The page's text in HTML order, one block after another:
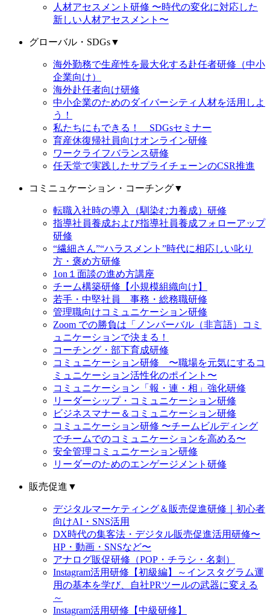
人材アセスメント研修 〜時代の変化に対応した
新しい人材アセスメント〜
グローバル・SDGs▼
海外勤務で生産性を最大化する赴任者研修（中小
企業向け）
海外赴任者向け研修
中小企業のためのダイバーシティ人材を活用しよ
う！
私たちにもできる！ SDGsセミナー
育産休復帰社員向けオンライン研修
ワークライフバランス研修
任天堂で実践したサプライチェーンのCSR推進
コミニュケーション・コーチング▼
転職入社時の導入（馴染む力養成）研修
指導社員養成および指導社員養成フォローアップ
研修
“繊細さん”“ハラスメント”時代に相応しい叱り
方・褒め方研修
1on１面談の進め方講座
チーム構築研修【小規模組織向け】
若手・中堅社員 事務・総務職研修
管理職向けコミュニケーション研修
Zoom での勝負は「ノンバーバル（非言語）コミ
ュニケーションで決まる！
コーチング・部下育成研修
コミュニケーション研修 〜職場を元気にするコ
ミュニケーション活性化のポイント〜
コミュニケーション「報・連・相」強化研修
リーダーシップ・コミュニケーション研修
ビジネスマナー＆コミュニケーション研修
コミュニケーション研修 〜チームビルディング
でチームでのコミュニケーションを高める〜
安全管理コミュニケーション研修
リーダーのためのエンゲージメント研修
販売促進 ▼
デジタルマーケティング＆販売促進研修｜初心者
向けAI・SNS活用
DX時代の集客法・デジタル販売促進活用研修〜
HP・動画・SNSなど〜
アナログ販促研修（POP・チラシ・名刺）
Instagram活用研修【初級編】～インスタグラム運
用の基本を学び、自社PRツールの武器に変える
～
Instagram活用研修【中級研修】